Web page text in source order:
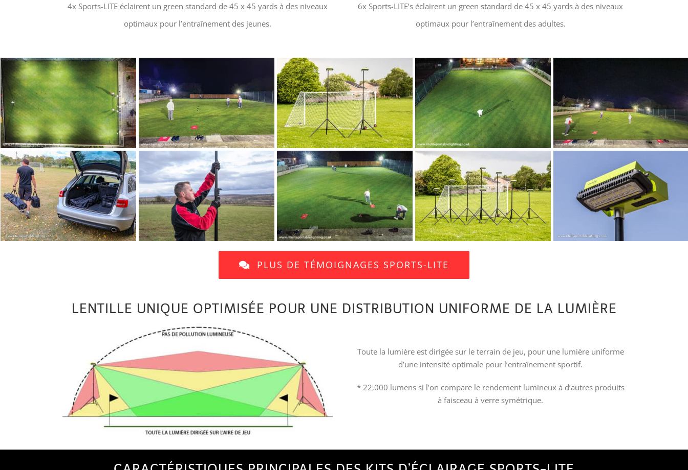
4x Sports-LITE éclairent un green standard de 45 x 45 yards à des niveaux
optimaux pour l’entraînement des jeunes.
6x Sports-LITE’s éclairent un green standard de 45 x 45 yards à des niveaux
optimaux pour l’entraînement des adultes.
PLUS DE TÉMOIGNAGES SPORTS-LITE
LENTILLE UNIQUE OPTIMISÉE POUR UNE DISTRIBUTION UNIFORME DE LA LUMIÈRE
Toute la lumière est dirigée sur le terrain de jeu, pour une lumière uniforme
d’une intensité optimale pour l’entraînement sportif.
* 22,000 lumens si l’on compare le rendement lumineux à d’autres produits
à faisceau à verre symétrique.